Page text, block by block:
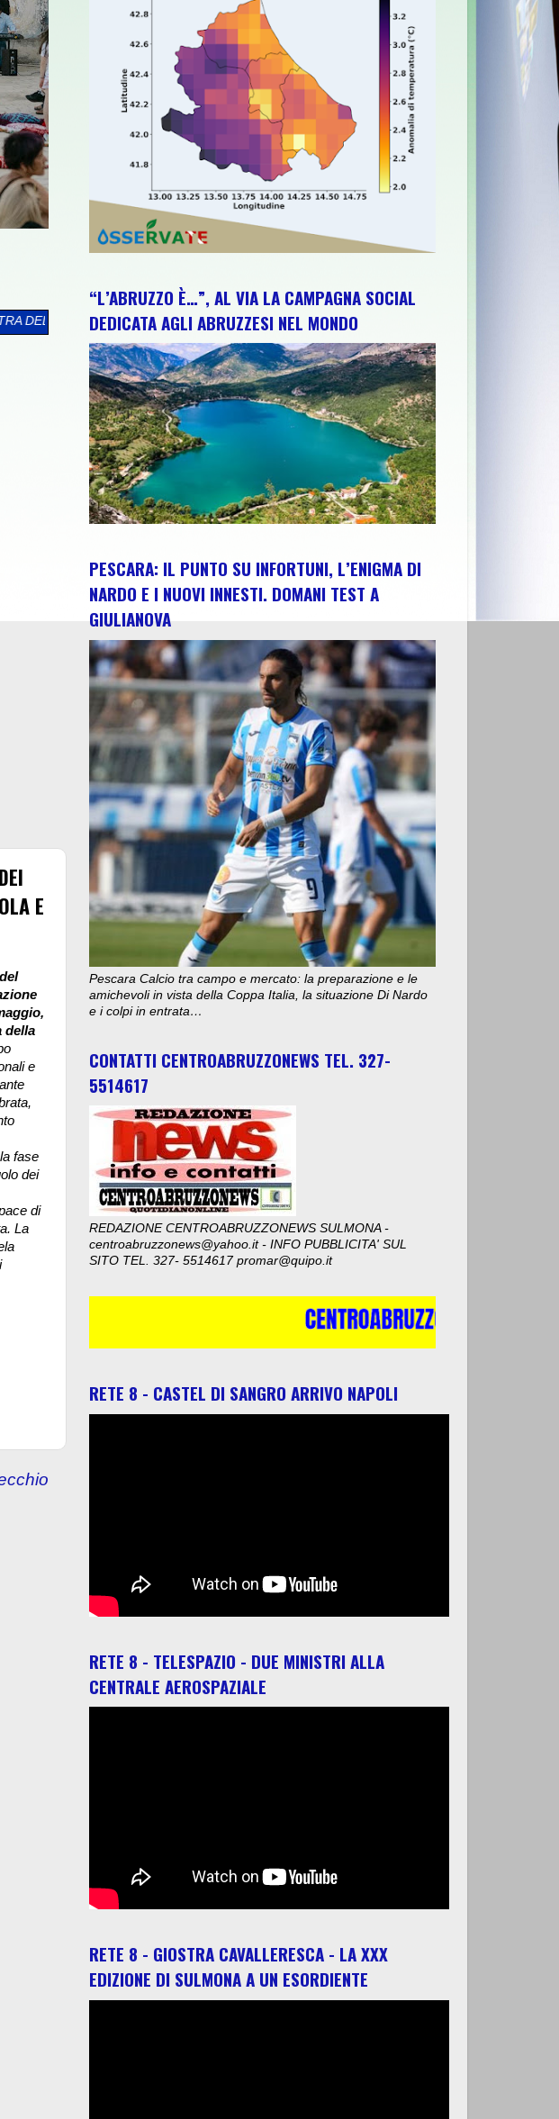
ABRUZZESE I VINCITORI DEL CONCORSO L’ARMONIA: «SORPRESI E FELICI»
E
della
e
fase
dei
di
La
“L’ABRUZZO È…”, AL VIA LA CAMPAGNA SOCIAL
DEDICATA AGLI ABRUZZESI NEL MONDO
PESCARA: IL PUNTO SU INFORTUNI, L’ENIGMA DI
NARDO E I NUOVI INNESTI. DOMANI TEST A
GIULIANOVA
Pescara Calcio tra campo e mercato: la preparazione e le
amichevoli in vista della Coppa Italia, la situazione Di Nardo
e i colpi in entrata…
CONTATTI CENTROABRUZZONEWS TEL. 327-
5514617
REDAZIONE CENTROABRUZZONEWS SULMONA -
centroabruzzonews@yahoo.it - INFO PUBBLICITA' SUL
SITO TEL. 327- 5514617 promar@quipo.it
RETE 8 - CASTEL DI SANGRO ARRIVO NAPOLI
RETE 8 - TELESPAZIO - DUE MINISTRI ALLA
CENTRALE AEROSPAZIALE
RETE 8 - GIOSTRA CAVALLERESCA - LA XXX
EDIZIONE DI SULMONA A UN ESORDIENTE